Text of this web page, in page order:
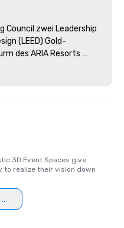
Council zwei Leadership
(LEED) Gold-
des ARIA Resorts
das Theater erhalten.
3D Event Spaces give
to realize their vision down